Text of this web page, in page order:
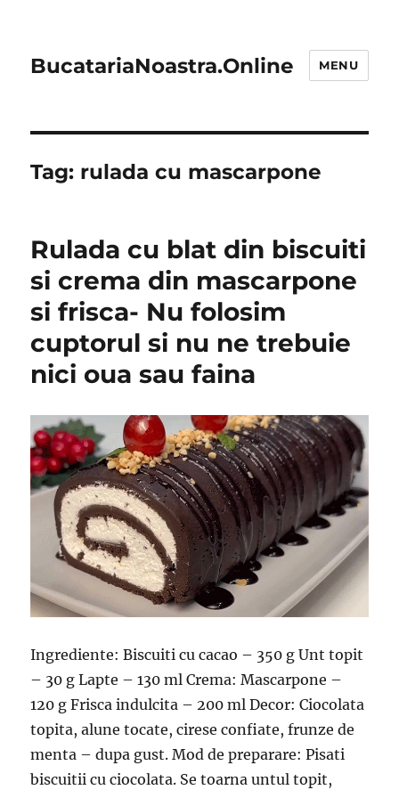
BucatariaNoastra.Online MENU
Tag: rulada cu mascarpone
Rulada cu blat din biscuiti
si crema din mascarpone
si frisca- Nu folosim
cuptorul si nu ne trebuie
nici oua sau faina
Ingrediente: Biscuiti cu cacao – 350 g Unt topit
– 30 g Lapte – 130 ml Crema: Mascarpone –
120 g Frisca indulcita – 200 ml Decor: Ciocolata
topita, alune tocate, cirese confiate, frunze de
menta – dupa gust. Mod de preparare: Pisati
biscuitii cu ciocolata. Se toarna untul topit,